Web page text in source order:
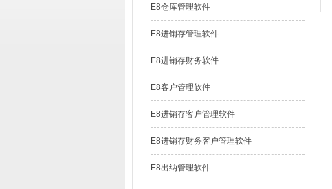
E8仓库管理软件
E8进销存管理软件
E8进销存财务软件
E8客户管理软件
E8进销存客户管理软件
E8进销存财务客户管理软件
E8出纳管理软件